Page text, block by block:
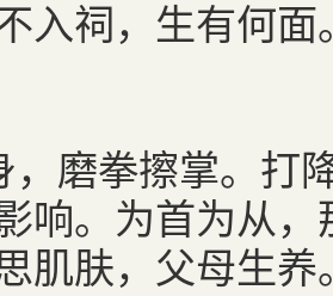
入祠，生有何
，磨拳擦掌。打
响。为首为从
肌肤，父母生